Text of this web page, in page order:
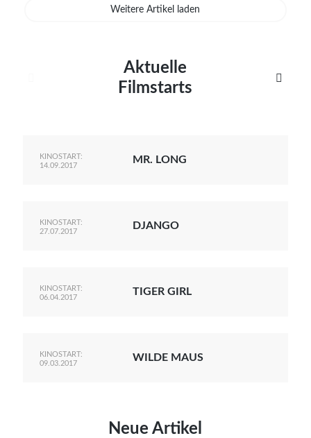
Weitere Artikel laden
Aktuelle
Filmstarts

KINOSTART:
14.09.2017
MR. LONG
KINOSTART:
27.07.2017
DJANGO
KINOSTART:
06.04.2017
TIGER GIRL
KINOSTART:
09.03.2017
WILDE MAUS
Neue Artikel